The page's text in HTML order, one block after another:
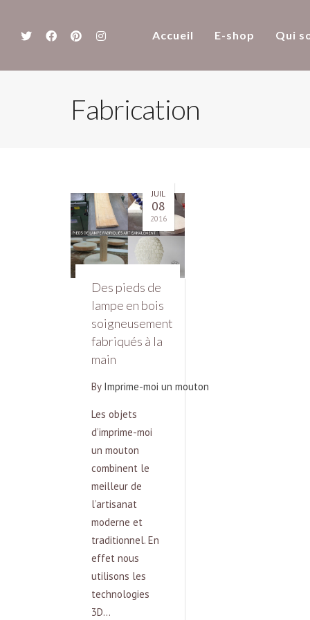
Accueil E-shop Qui
Fabrication
JUIL
08
2016
Des pieds de
lampe en bois
soigneusement
fabriqués à la
main
By Imprime-moi un mouton
Les objets
d’imprime-moi
un mouton
combinent le
meilleur de
l’artisanat
moderne et
traditionnel. En
effet nous
utilisons les
technologies
3D…